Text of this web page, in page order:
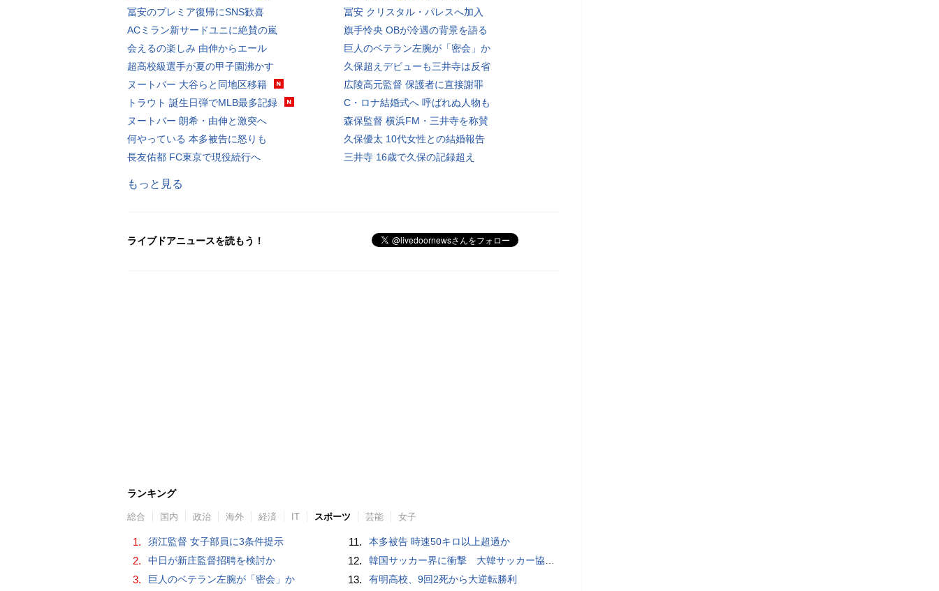
冨安のプレミア復帰にSNS歓喜
ACミラン新サードユニに絶賛の嵐
会えるの楽しみ 由伸からエール
超高校級選手が夏の甲子園沸かす
ヌートバー 大谷らと同地区移籍
トラウト 誕生日弾でMLB最多記録
ヌートバー 朗希・由伸と激突へ
何やっている 本多被告に怒りも
長友佑都 FC東京で現役続行へ
冨安 クリスタル・パレスへ加入
旗手怜央 OBが冷遇の背景を語る
巨人のベテラン左腕が「密会」か
久保超えデビューも三井寺は反省
広陵高元監督 保護者に直接謝罪
C・ロナ結婚式へ 呼ばれぬ人物も
森保監督 横浜FM・三井寺を称賛
久保優太 10代女性との結婚報告
三井寺 16歳で久保の記録超え
もっと見る
ライブドアニュースを読もう！
ランキング
総合 国内 政治 海外 経済 IT スポーツ 芸能 女子
1. 須江監督 女子部員に3条件提示
2. 中日が新庄監督招聘を検討か
3. 巨人のベテラン左腕が「密会」か
11. 本多被告 時速50キロ以上超過か
12. 韓国サッカー界に衝撃 大韓サッカー協会に外国人審判への“性的接待”疑惑 韓国メディアが報道
13. 有明高校、9回2死から大逆転勝利